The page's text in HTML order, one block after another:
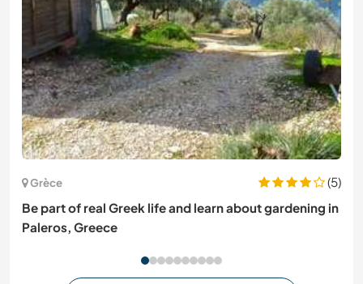
Grèce
(5)
Be part of real Greek life and learn about gardening in
Paleros, Greece